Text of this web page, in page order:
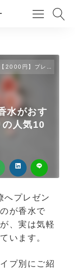
【2000円】プレゼントに香水がおすすめ！普段使いにぴったりの人気10選
水がおす
人気10
へプレゼン
が香水で
、実は気軽
います。
プ別にご紹